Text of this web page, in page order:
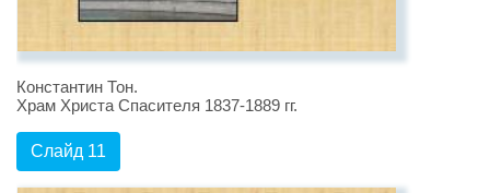
Константин Тон.
Храм Христа Спасителя 1837-1889 гг.
Слайд 11